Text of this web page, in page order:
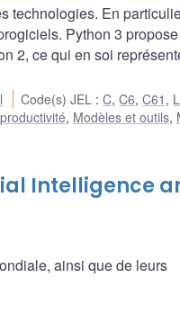
technologies. En
Python 3
2, ce qui en soi
Code(s) JEL :C,C6,C61 , L
, Modèles et outils,
Intelligence
ainsi que de leurs